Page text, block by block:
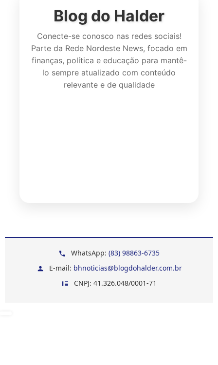
Blog do Halder
Conecte-se conosco nas redes sociais!
Parte da Rede Nordeste News, focado em
finanças, política e educação para mantê-
lo sempre atualizado com conteúdo
relevante e de qualidade
WhatsApp: (83) 98863-6735
E-mail: bhnoticias@blogdohalder.com.br
CNPJ: 41.326.048/0001-71